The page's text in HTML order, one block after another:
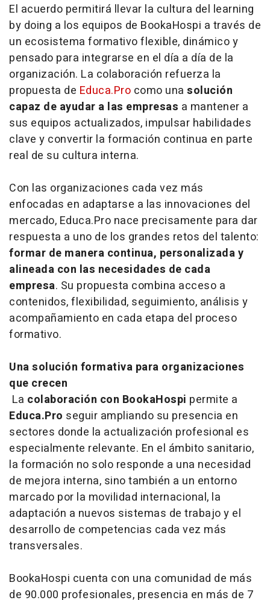
El acuerdo permitirá llevar la cultura del learning
by doing a los equipos de BookaHospi a través de
un ecosistema formativo flexible, dinámico y
pensado para integrarse en el día a día de la
organización. La colaboración refuerza la
propuesta de Educa.Pro como una solución
capaz de ayudar a las empresas a mantener a
sus equipos actualizados, impulsar habilidades
clave y convertir la formación continua en parte
real de su cultura interna.
Con las organizaciones cada vez más
enfocadas en adaptarse a las innovaciones del
mercado, Educa.Pro nace precisamente para dar
respuesta a uno de los grandes retos del talento:
formar de manera continua, personalizada y
alineada con las necesidades de cada
empresa. Su propuesta combina acceso a
contenidos, flexibilidad, seguimiento, análisis y
acompañamiento en cada etapa del proceso
formativo.
Una solución formativa para organizaciones
que crecen
La colaboración con BookaHospi permite a
Educa.Pro seguir ampliando su presencia en
sectores donde la actualización profesional es
especialmente relevante. En el ámbito sanitario,
la formación no solo responde a una necesidad
de mejora interna, sino también a un entorno
marcado por la movilidad internacional, la
adaptación a nuevos sistemas de trabajo y el
desarrollo de competencias cada vez más
transversales.
BookaHospi cuenta con una comunidad de más
de 90.000 profesionales, presencia en más de 7